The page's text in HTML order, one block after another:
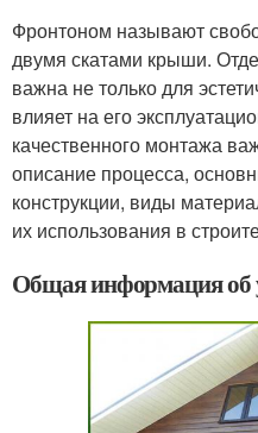
Фронтоном называют
двумя скатами крыши.
важна не только для
влияет на его
качественного монтажа
описание процесса,
конструкции, виды
их использования в
Общая информация об